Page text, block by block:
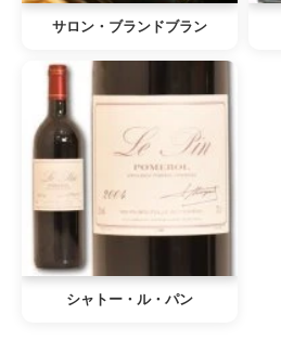
サロン・ブランドブラン
シャトー・ル・パン